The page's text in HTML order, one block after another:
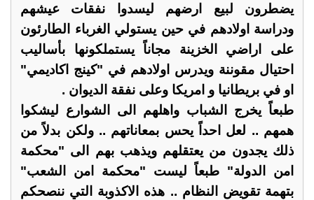
يضطرون لبيع ارضهم ليسدوا نفقات عيشهم
ودراسة اولادهم في حين يستولي الغرباء الطارئون
على اراضي الخزينة مجاناً يستملكونها بأساليب
احتيال مقوننة ويدرس اولادهم في "كينج اكاديمي"
او في بريطانيا و امريكا وعلى نفقة الديوان .
طبعاً يخرج الشباب واهلهم الى الشوارع ليشكوا
همهم .. لعل احداً يحس بمعاناتهم .. ولكن بدلاً من
ذلك يجدون من يعتقلهم ويذهب بهم الى "محكمة
امن الدولة" طبعاً ليست "محكمة امن الشعب"
بتهمة تقويض النظام .. هذه الاكذوبة التي ننصحكم